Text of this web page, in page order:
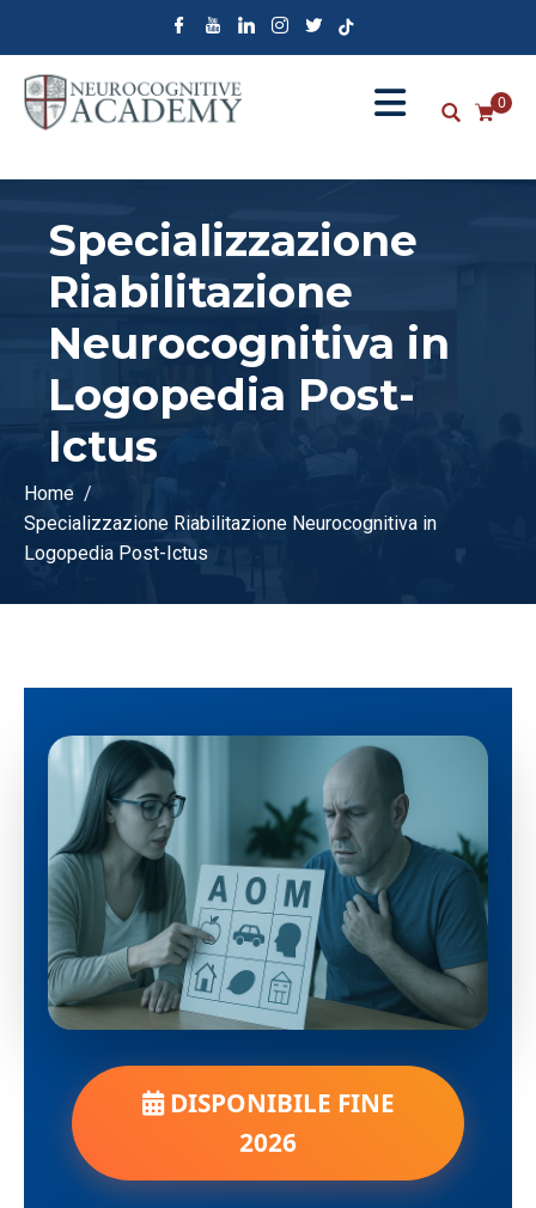
0
Specializzazione
Riabilitazione
Neurocognitiva in
Logopedia Post-
Ictus
Home
Specializzazione Riabilitazione Neurocognitiva in
Logopedia Post-Ictus
DISPONIBILE FINE
2026